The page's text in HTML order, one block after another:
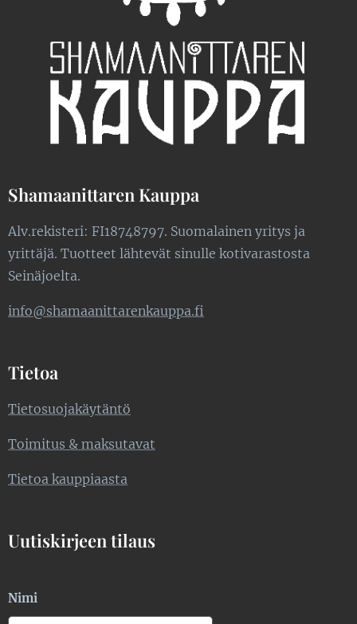
Shamaanittaren Kauppa
Alv.rekisteri: FI18748797. Suomalainen yritys ja
yrittäjä. Tuotteet lähtevät sinulle kotivarastosta
Seinäjoelta.
info@shamaanittarenkauppa.fi
Tietoa
Tietosuojakäytäntö
Toimitus & maksutavat
Tietoa kauppiaasta
Uutiskirjeen tilaus
Nimi